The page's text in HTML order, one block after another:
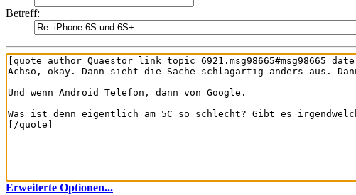
Betreff:
Erweiterte Optionen...